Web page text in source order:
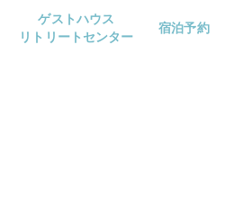
ゲストハウス
リトリートセンター
宿泊予約